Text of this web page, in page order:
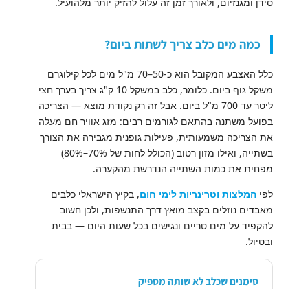
כמה מים כלב צריך לשתות ביום?
כלל האצבע המקובל הוא כ-50–70 מ"ל מים לכל קילוגרם
משקל גוף ביום. כלומר, כלב במשקל 10 ק"ג צריך בערך חצי
ליטר עד 700 מ"ל ביום. אבל זה רק נקודת מוצא — הצריכה
בפועל משתנה בהתאם לגורמים רבים: מזג אוויר חם מעלה
את הצריכה משמעותית, פעילות גופנית מגבירה את הצורך
בשתייה, ואילו מזון רטוב (הכולל לחות של 70%–80%)
מפחית את כמות השתייה הנדרשת מהקערה.
לפי המלצות וטרינריות לימי חום, בקיץ הישראלי כלבים
מאבדים נוזלים בקצב מואץ דרך התנשפות, ולכן חשוב
להקפיד על מים טריים ונגישים בכל שעות היום — בבית
ובטיול.
סימנים שכלב לא שותה מספיק